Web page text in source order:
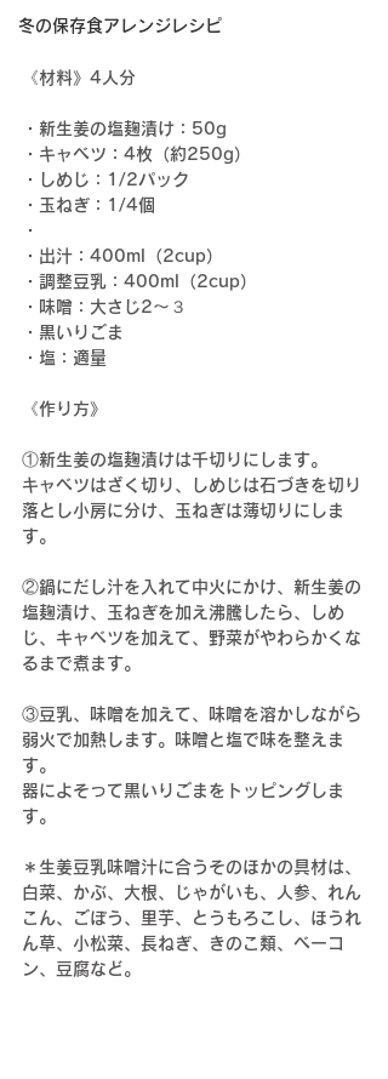
冬の保存食アレンジレシピ
《材料》4人分
・新生姜の塩麹漬け：50g
・キャベツ：4枚（約250g）
・しめじ：1/2パック
・玉ねぎ：1/4個
・
・出汁：400ml（2cup）
・調整豆乳：400ml（2cup）
・味噌：大さじ2〜３
・黒いりごま
・塩：適量
《作り方》
①新生姜の塩麹漬けは千切りにします。
キャベツはざく切り、しめじは石づきを切り
落とし小房に分け、玉ねぎは薄切りにしま
す。
②鍋にだし汁を入れて中火にかけ、 新生姜の
塩麹漬け、玉ねぎを加え沸騰したら、しめ
じ、キャベツを加えて、野菜がやわらかくな
るまで煮ます。
③豆乳、味噌を加えて、味噌を溶かしながら
弱火で加熱します。
味噌と塩で味を整えま
す。
器によそって黒いりごまをトッピングしま
す。
＊生姜豆乳味噌汁に合うそのほかの具材は、
白菜、かぶ、大根、じゃがいも、人参、れん
こん、ごぼう、里芋、とうもろこし、ほうれ
ん草、小松菜、長ねぎ、きのこ類、ベーコ
ン、豆腐など。